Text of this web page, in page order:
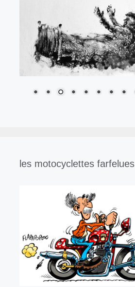
les motocyclettes farfelues